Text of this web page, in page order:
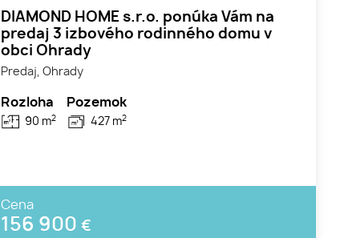
DIAMOND HOME s.r.o. ponúka Vám na
predaj 3 izbového rodinného domu v
obci Ohrady
Predaj, Ohrady
Rozloha
90 m2
Pozemok
427 m2
Cena
156 900 €